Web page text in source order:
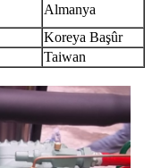
Almanya
Koreya Başûr
Taiwan